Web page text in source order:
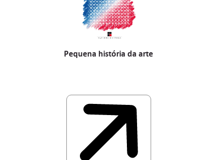
Pequena história da arte